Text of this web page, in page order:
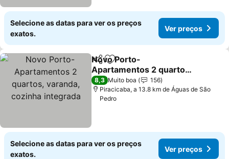
Selecione as datas para ver os preços
exatos.
Ver preços
PartilharAdicionar aos favoritos
Novo Porto-
Apartamentos 2 quartos,
varanda, cozinha
integrada
Ver preços
8,3 Muito boa
156
Piracicaba, a 13.8 km de Águas de São
Pedro
Selecione as datas para ver os preços
exatos.
Ver preços